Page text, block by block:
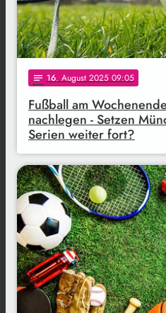
notes 16. August 2025 09:05
Fußball am
nachlegen - Setzen
Serien weiter fort?